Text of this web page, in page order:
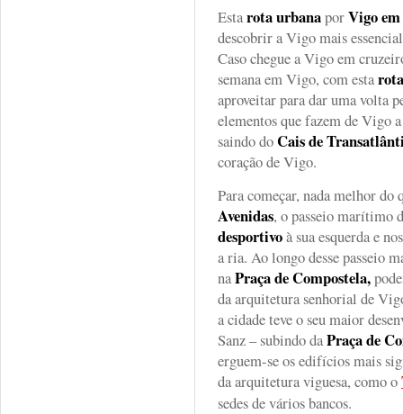
Estarota urbanaporVigo
descobrir a Vigo mais
Caso chegue a Vigo em
semana em Vigo, com esta
aproveitar para dar uma volta
elementos que fazem de Vigo
saindo doCais de
coração de Vigo.
Para começar, nada melhor do
Avenidas, o passeio marítimo
desportivoà sua esquerda e
a ria. Ao longo desse passeio
naPraça de Compostela,
da arquitetura senhorial de
a cidade teve o seu maior
Sanz – subindo daPraça de
erguem-se os edifícios mais
da arquitetura viguesa, como o
sedes de vários bancos.